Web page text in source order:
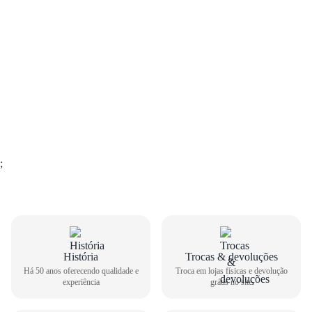
GUIA DE TAMANHOS
Sandália Anabela Piccadilly Feminina Salto Baixo TM
;
História
Há 50 anos oferecendo qualidade e
experiência
Trocas & devoluções
Troca em lojas físicas e devolução
grátis no site